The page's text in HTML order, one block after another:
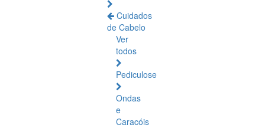
Cuidados
de Cabelo
Ver
todos
Pediculose
Ondas
e
Caracóis